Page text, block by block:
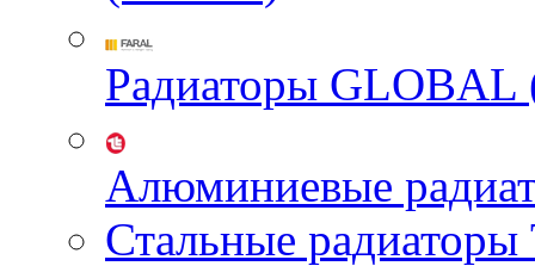
Радиаторы GLOBAL
Алюминиевые
Стальные